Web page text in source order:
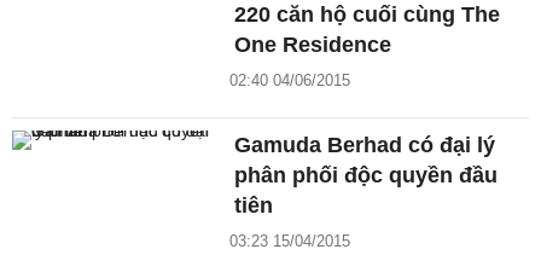
220 căn hộ cuối cùng The
One Residence
02:40 04/06/2015
Gamuda Berhad có đại lý
phân phối độc quyền đầu
tiên
03:23 15/04/2015